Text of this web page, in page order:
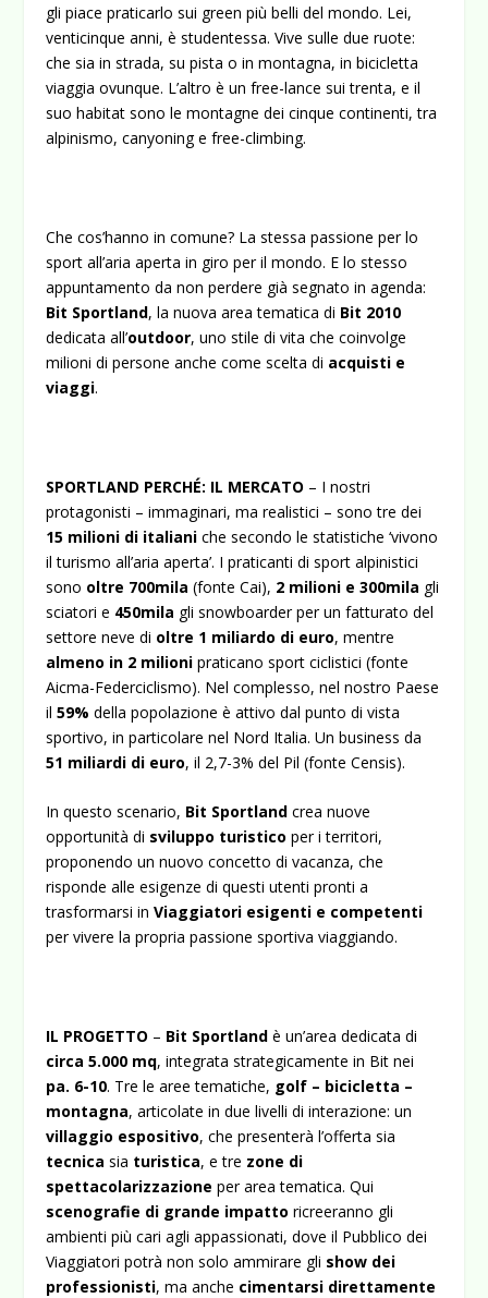
gli piace praticarlo sui green più belli del mondo. Lei,
venticinque anni, è studentessa.Vive sulle due ruote:
che sia in strada, su pista o in montagna, in bicicletta
viaggia ovunque. L’altro è un free-lance sui trenta, e il
suo habitat sono le montagne dei cinque continenti, tra
alpinismo, canyoning e free-climbing.
Che cos’hanno in comune? La stessa passione per lo
sport all’aria aperta in giro per il mondo. E lo stesso
appuntamento da non perdere già segnato in agenda:
Bit Sportland, la nuova area tematica di Bit 2010
dedicata all’outdoor, uno stile di vita che coinvolge
milioni di persone anche come scelta di acquisti e
viaggi.
SPORTLAND PERCHÉ: IL MERCATO – I nostri
protagonisti – immaginari, ma realistici – sono tre dei
15 milioni di italiani che secondo le statistiche ‘vivono
il turismo all’aria aperta’. I praticanti di sport alpinistici
sono oltre 700mila (fonte Cai), 2 milioni e 300mila gli
sciatori e 450mila gli snowboarder per un fatturato del
settore neve di oltre 1 miliardo di euro, mentre
almeno in 2 milioni praticano sport ciclistici (fonte
Aicma-Federciclismo). Nel complesso, nel nostro Paese
il59% della popolazione è attivo dal punto di vista
sportivo, in particolare nel Nord Italia. Un business da
51 miliardi di euro, il 2,7-3% del Pil (fonte Censis).
In questo scenario, Bit Sportland crea nuove
opportunità di sviluppo turisticoper i territori,
proponendo un nuovo concetto di vacanza, che
risponde alle esigenze di questi utenti pronti a
trasformarsi inViaggiatori esigenti e competenti
per vivere la propria passione sportiva viaggiando.
IL PROGETTO – Bit Sportland è un’area dedicata di
circa 5.000 mq, integrata strategicamente in Bit nei
pa. 6-10. Tre le aree tematiche, golf – bicicletta –
montagna, articolate in due livelli di interazione: un
villaggio espositivo, che presenterà l’offerta sia
tecnica sia turistica, e tre zone di
spettacolarizzazioneper area tematica. Qui
scenografie di grande impattoricreeranno gli
ambienti più cari agli appassionati, dove il Pubblico dei
Viaggiatori potrà non solo ammirare gli show dei
professionisti, ma anche cimentarsi direttamente